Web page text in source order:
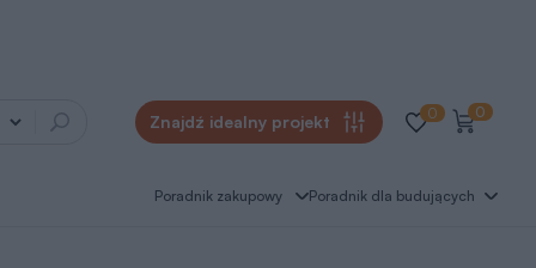
Znajdź idealny projekt 0 0
Poradnik zakupowy Poradnik dla budujących